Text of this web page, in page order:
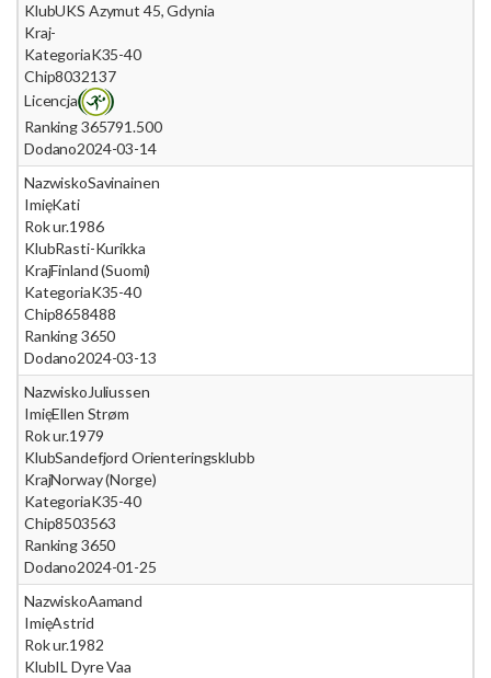
KlubUKS Azymut 45, Gdynia
Kraj-
KategoriaK35-40
Chip8032137
Licencja
Ranking 365791.500
Dodano2024-03-14
NazwiskoSavinainen
ImięKati
Rok ur.1986
KlubRasti-Kurikka
KrajFinland (Suomi)
KategoriaK35-40
Chip8658488
Ranking 3650
Dodano2024-03-13
Nazwisko Juliussen
ImięEllen Strøm
Rok ur.1979
KlubSandefjord Orienteringsklubb
KrajNorway (Norge)
KategoriaK35-40
Chip8503563
Ranking 3650
Dodano2024-01-25
NazwiskoAamand
ImięAstrid
Rok ur.1982
KlubIL Dyre Vaa